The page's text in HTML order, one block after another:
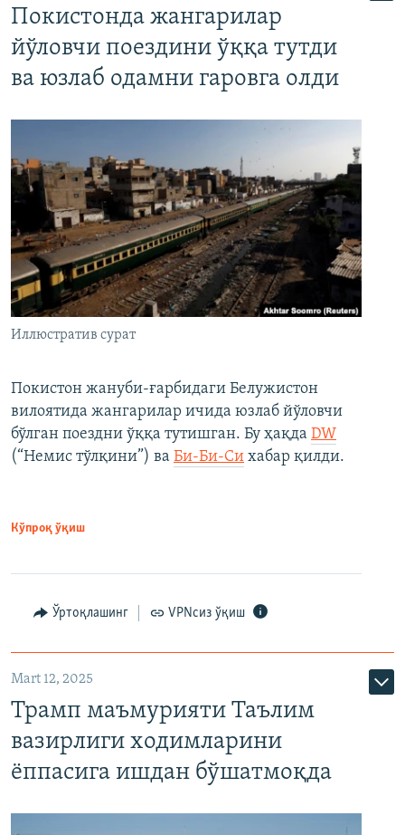
Покистонда жангарилар
йўловчи поездини ўққа тутди
ва юзлаб одамни гаровга олди
Иллюстратив сурат
Покистон жануби-ғарбидаги Белужистон
вилоятида жангарилар ичида юзлаб йўловчи
бўлган поездни ўққа тутишган. Бу ҳақда DW
(“Немис тўлқини”) ва Би-Би-Си хабар қилди.
Кўпроқ ўқиш
Ўртоқлашинг VPNсиз ўқиш
Mart 12, 2025
Трамп маъмурияти Таълим
вазирлиги ходимларини
ёппасига ишдан бўшатмоқда